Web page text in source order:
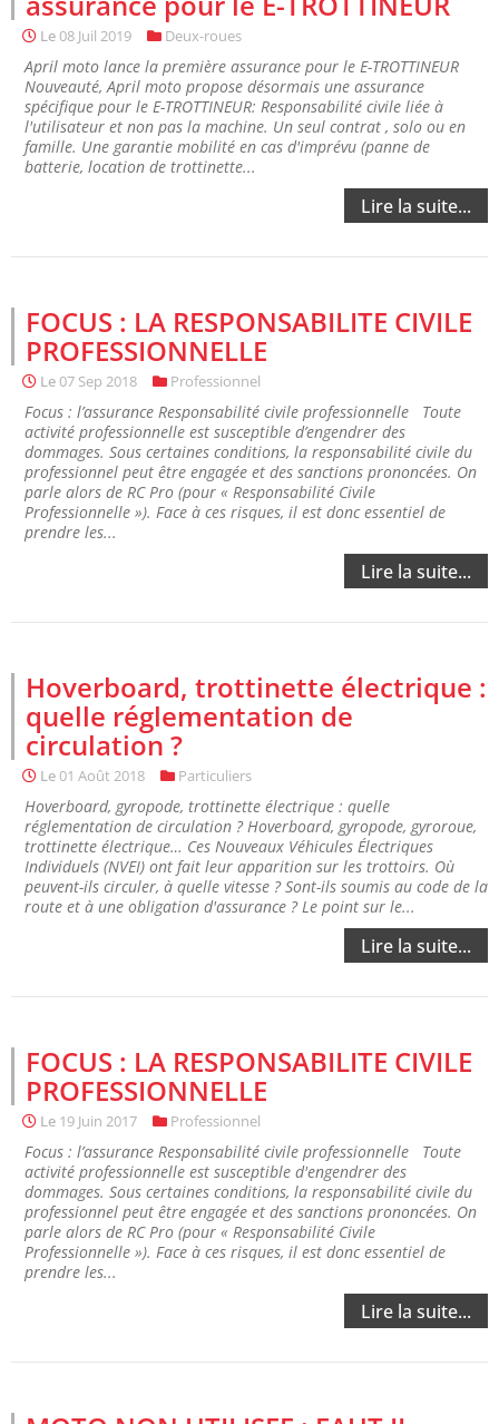
Le08 Juil 2019 Deux-roues
April moto lance la première assurance pour le E-TROTTINEUR
Nouveauté, April moto propose désormais une assurance
spécifique pour le E-TROTTINEUR: Responsabilité civile liée à
l'utilisateur et non pas la machine. Un seul contrat , solo ou en
famille. Une garantie mobilité en cas d'imprévu (panne de
batterie, location de trottinette...
Lire la suite...
FOCUS : LA RESPONSABILITE CIVILE
PROFESSIONNELLE
Le07 Sep 2018 Professionnel
Focus : l’assurance Responsabilité civile professionnelle Toute
activité professionnelle est susceptible d’engendrer des
dommages. Sous certaines conditions, la responsabilité civile du
professionnel peut être engagée et des sanctions prononcées. On
parle alors de RC Pro (pour « Responsabilité Civile
Professionnelle »). Face à ces risques, il est donc essentiel de
prendre les...
Lire la suite...
Hoverboard, trottinette électrique :
quelle réglementation de
circulation ?
Le01 Août 2018 Particuliers
Hoverboard, gyropode, trottinette électrique : quelle
réglementation de circulation ? Hoverboard, gyropode, gyroroue,
trottinette électrique… Ces Nouveaux Véhicules Électriques
Individuels (NVEI) ont fait leur apparition sur les trottoirs. Où
peuvent-ils circuler, à quelle vitesse ? Sont-ils soumis au code de la
route et à une obligation d'assurance ? Le point sur le...
Lire la suite...
FOCUS : LA RESPONSABILITE CIVILE
PROFESSIONNELLE
Le 19 Juin 2017 Professionnel
Focus : l’assurance Responsabilité civile professionnelle Toute
activité professionnelle est susceptible d'engendrer des
dommages. Sous certaines conditions, la responsabilité civile du
professionnel peut être engagée et des sanctions prononcées. On
parle alors de RC Pro (pour « Responsabilité Civile
Professionnelle »). Face à ces risques, il est donc essentiel de
prendre les...
Lire la suite...